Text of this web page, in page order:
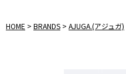
HOME BRANDS AJUGA.(アジュガ)